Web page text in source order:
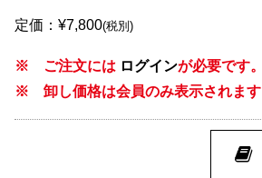
定価：¥7,800(税別)
※ ご注文には ログインが必要です。
※ 卸し価格は会員のみ表示されます